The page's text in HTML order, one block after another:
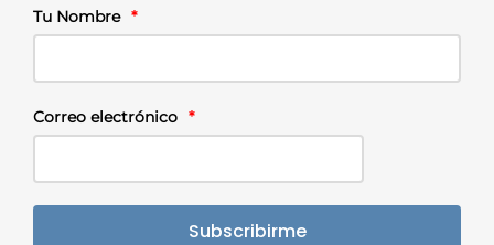
Tu Nombre *
Correo electrónico *
Subscribirme